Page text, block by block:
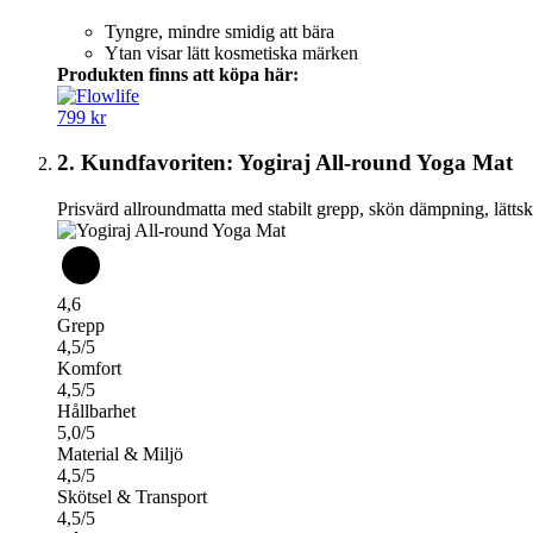
Tyngre, mindre smidig att bära
Ytan visar lätt kosmetiska märken
Produkten finns att köpa här:
799 kr
2. Kundfavoriten: Yogiraj All-round Yoga Mat
Prisvärd allroundmatta med stabilt grepp, skön dämpning,
4,6
Grepp
4,5/5
Komfort
4,5/5
Hållbarhet
5,0/5
Material & Miljö
4,5/5
Skötsel & Transport
4,5/5